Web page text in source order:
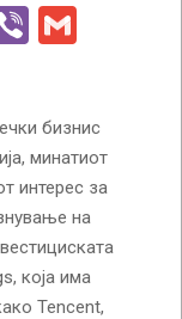
Viber
бизнис
минатиот
интерес за
на
која има
Tencent,